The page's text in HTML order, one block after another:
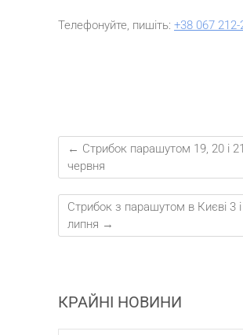
Телефонуйте, пишіть: +38 067 212-
← Стрибок парашутом 19, 20 і 21
червня
Стрибок з парашутом в Києві 3
липня →
КРАЙНІ НОВИНИ